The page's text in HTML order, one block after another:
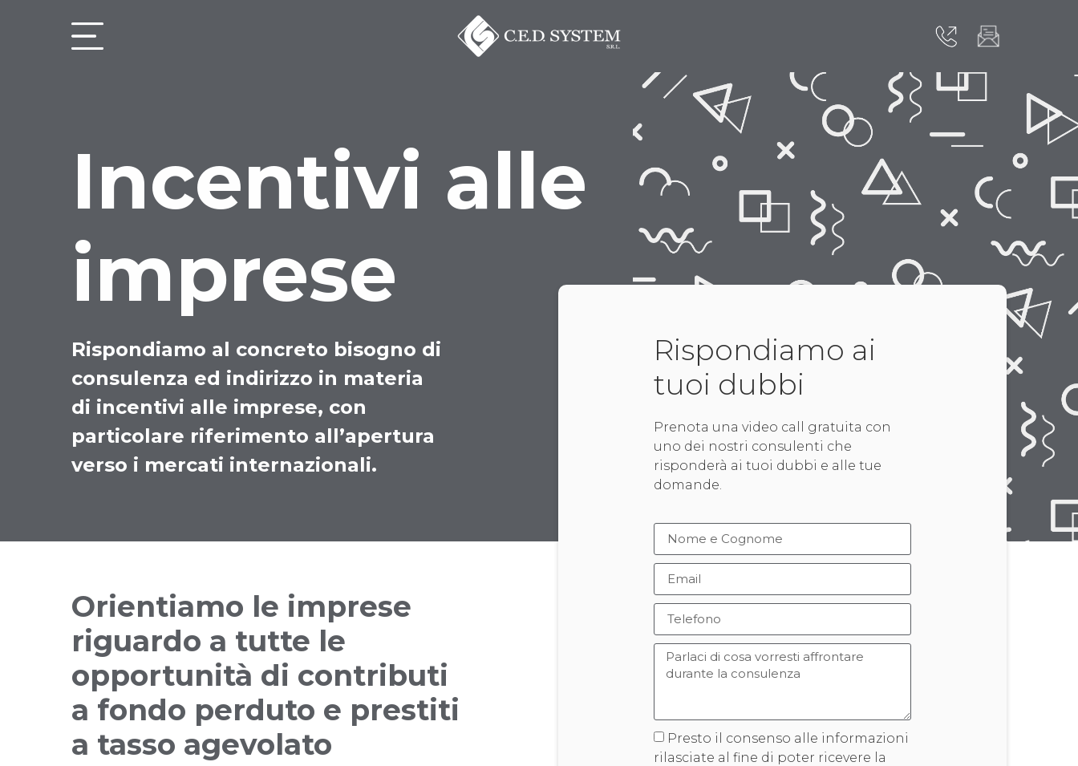
Incentivi alle
imprese
Rispondiamo al concreto bisogno di
consulenza ed indirizzo in materia
di incentivi alle imprese, con
particolare riferimento all’apertura
verso i mercati internazionali.
Orientiamo le imprese
riguardo a tutte le
opportunità di contributi
a fondo perduto e prestiti
a tasso agevolato
Rispondiamo ai
tuoi dubbi
Prenota una video call gratuita con
uno dei nostri consulenti che
risponderà ai tuoi dubbi e alle tue
domande.
Presto il consenso alle informazioni
rilasciate al fine di poter ricevere la